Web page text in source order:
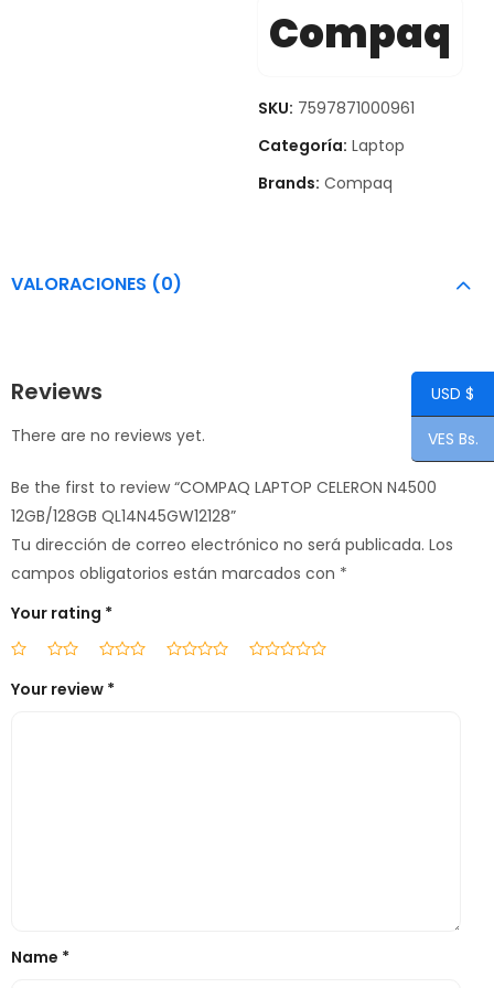
Compaq
SKU: 7597871000961
Categoría: Laptop
Brands: Compaq
VALORACIONES (0)
Reviews
There are no reviews yet.
Be the first to review “COMPAQ LAPTOP CELERON N4500
12GB/128GB QL14N45GW12128”
Tu dirección de correo electrónico no será publicada. Los
campos obligatorios están marcados con *
Your rating *
Your review *
Name *
USD $
VES Bs.